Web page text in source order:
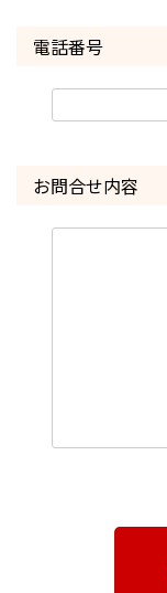
電話番号
お問合せ内容